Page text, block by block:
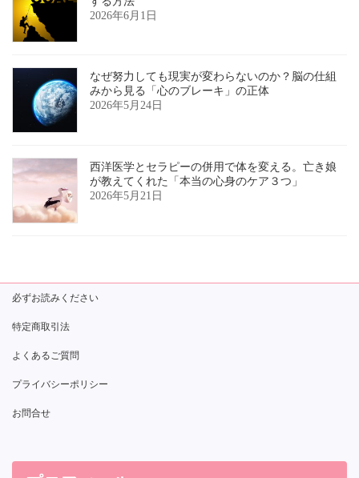
2026年6月1日
なぜ努力しても現実が変わらないのか？脳の仕組
みから見る「心のブレーキ」の正体
2026年5月24日
西洋医学とセラピーの併用で体を変える。亡き娘
が教えてくれた「本当の心身のケア３つ」
2026年5月21日
必ずお読みください
特定商取引法
よくあるご質問
プライバシーポリシー
お問合せ